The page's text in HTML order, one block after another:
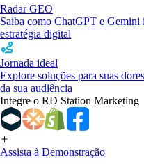
Radar GEO
Saiba como ChatGPT e Gemini
estratégia digital
Jornada ideal
Explore soluções para suas
da sua audiência
Integre o RD Station Marketing
Assista à Demonstração